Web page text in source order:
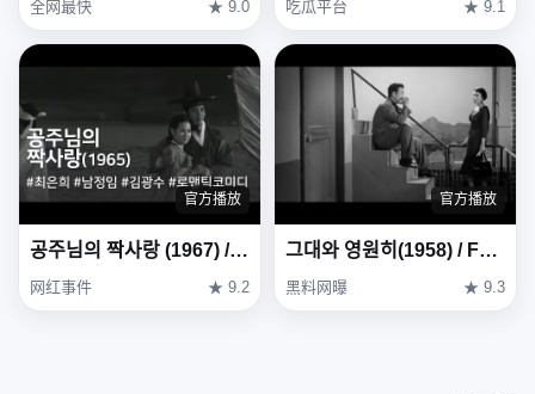
全网最快 ★ 9.0 吃瓜平台 ★ 9.1
官方播放
공주님의 짝사랑 (1967) / One-sided Love of Princess (Gongjunimui Jjaksarang)
网红事件 ★ 9.2
官方播放
그대와 영원히(1958) / Forever with You (Geudae-wa yeong-wonhi)
黑料网曝 ★ 9.3